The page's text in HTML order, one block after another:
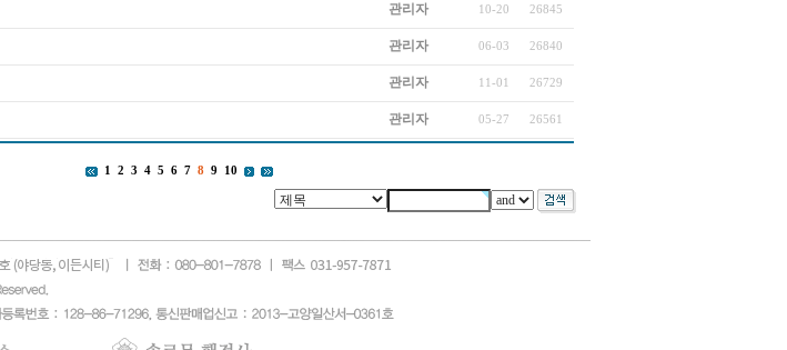
관리자 10-20 26845
관리자 06-03 26840
관리자 11-01 26729
관리자 05-27 26561
1 2 3 4 5 6 7 8 9 10